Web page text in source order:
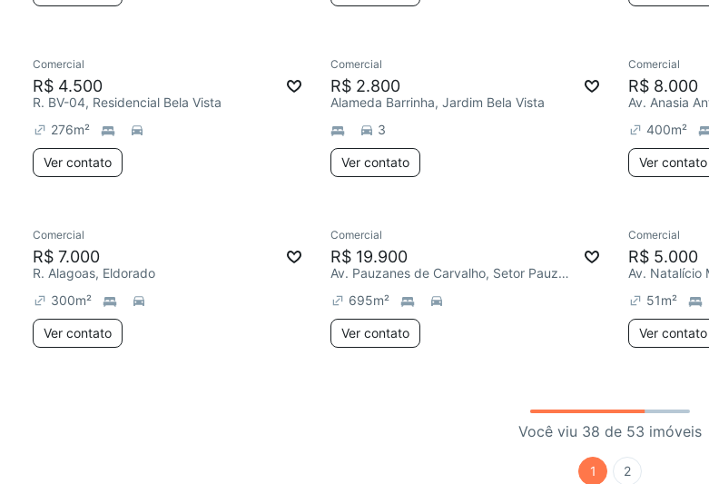
Comercial
R$ 4.500
R. BV-04, Residencial Bela Vista
276m²
Ver contato
Comercial
R$ 2.800
Alameda Barrinha, Jardim Bela Vista
3
Ver contato
Comercial
R$ 8.000
400m²
Ver contato
Comercial
R$ 7.000
R. Alagoas, Eldorado
300m²
Ver contato
Comercial
R$ 19.900
Av. Pauzanes de Carvalho, Setor Pauzanes
695m²
Ver contato
Comercial
R$ 5.000
51m²
Ver contato
Você viu 38 de 53 imóveis
1 2